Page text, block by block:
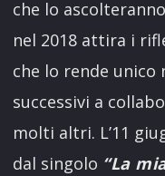
che lo
nel 2018 attira i
che lo rende
successivi a
molti altri. L’11
dal singolo “La